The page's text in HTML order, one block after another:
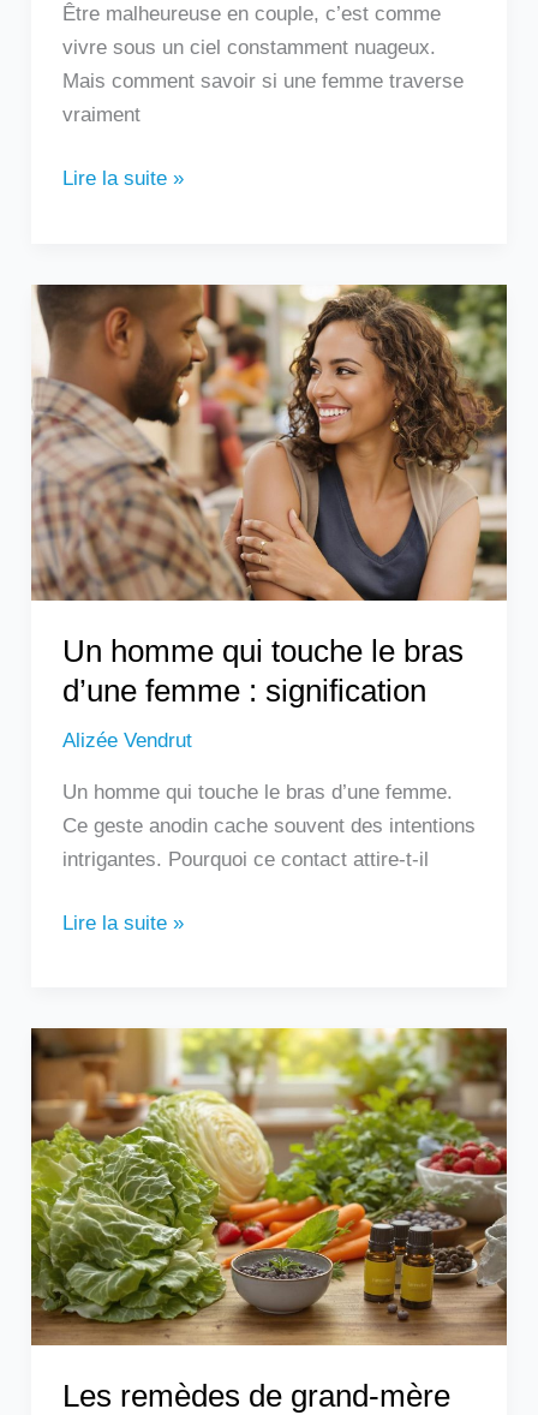
Être malheureuse en couple, c’est comme
vivre sous un ciel constamment nuageux.
Mais comment savoir si une femme traverse
vraiment
Lire la suite »
Un homme qui touche le bras
d’une femme : signification
Alizée Vendrut
Un homme qui touche le bras d’une femme.
Ce geste anodin cache souvent des intentions
intrigantes. Pourquoi ce contact attire-t-il
Un
homme
touche
le
bras
d’une
femme
:
signification
Lire la suite »
Les remèdes de grand-mère
Les
remèdes
de
grand-
mère
contre
les
douleurs
articulaires